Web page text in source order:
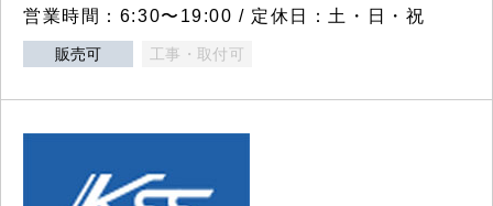
営業時間：6:30〜19:00 / 定休日：土・日・祝
販売可 工事・取付可